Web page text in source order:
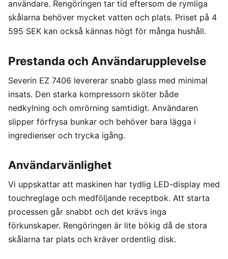
användare. Rengöringen tar tid eftersom de rymliga
skålarna behöver mycket vatten och plats. Priset på 4
595 SEK kan också kännas högt för många hushåll.
Prestanda och Användarupplevelse
Severin EZ 7406 levererar snabb glass med minimal
insats. Den starka kompressorn sköter både
nedkylning och omrörning samtidigt. Användaren
slipper förfrysa bunkar och behöver bara lägga i
ingredienser och trycka igång.
Användarvänlighet
Vi uppskattar att maskinen har tydlig LED-display med
touchreglage och medföljande receptbok. Att starta
processen går snabbt och det krävs inga
förkunskaper. Rengöringen är lite bökig då de stora
skålarna tar plats och kräver ordentlig disk.